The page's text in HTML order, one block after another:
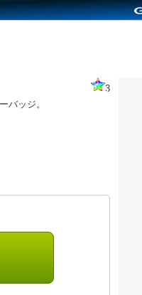
3
バッジ。